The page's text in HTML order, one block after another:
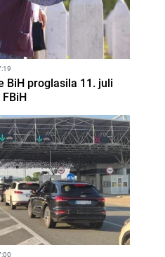
BiH proglasila 11. juli